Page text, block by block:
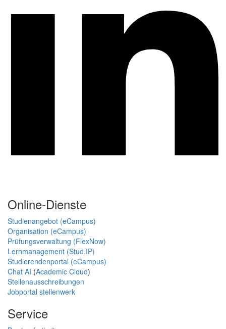
Online-Dienste
Studienangebot (eCampus)
Organisation (eCampus)
Prüfungsverwaltung (FlexNow)
Lernmanagement (Stud.IP)
Studierendenportal (eCampus)
Chat AI (Academic Cloud)
Stellenausschreibungen
Jobportal stellenwerk
Service